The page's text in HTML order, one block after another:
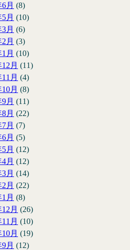
月 (8)
月 (10)
月 (6)
月 (3)
月 (10)
月 (11)
月 (4)
月 (8)
月 (11)
月 (22)
月 (7)
月 (5)
月 (12)
月 (12)
月 (14)
月 (22)
月 (8)
月 (26)
月 (10)
月 (19)
月 (12)